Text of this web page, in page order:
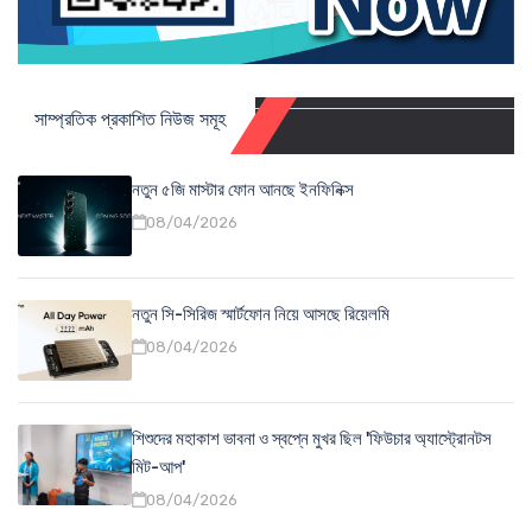
সাম্প্রতিক প্রকাশিত নিউজ সমূহ
নতুন ৫জি মাস্টার ফোন আনছে ইনফিনিক্স
08/04/2026
নতুন সি-সিরিজ স্মার্টফোন নিয়ে আসছে রিয়েলমি
08/04/2026
শিশুদের মহাকাশ ভাবনা ও স্বপ্নে মুখর ছিল 'ফিউচার অ্যাস্ট্রোনটস
মিট-আপ'
08/04/2026